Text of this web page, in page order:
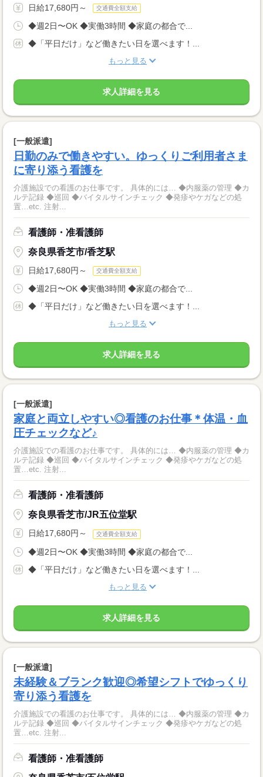
日給17,680円～ 交通費全額支給
◆週2日〜OK ◆実働3時間 ◆家庭の都合で...
◆「平日だけ」など働きたい日を選べます！...
もっと見る
求人詳細を見る
[一般派遣]
日勤のみで働きやすい。ゆっくりご利用者さま
に寄り添う看護を
介護施設での看護のお仕事です。 具体的には… ◆内服薬の管理 ◆カ
ルテ記録 ◆巡回 ◆バイタルサインチェック ◆発疹やケガなどの処
置…etc. 注射...
看護師・准看護師
奈良県香芝市/香芝駅
日給17,680円～ 交通費全額支給
◆週2日〜OK ◆実働3時間 ◆家庭の都合で...
◆「平日だけ」など働きたい日を選べます！...
もっと見る
求人詳細を見る
[一般派遣]
家庭と両立しやすい◎看護のお仕事＊体温・血
圧チェックなど♪
介護施設での看護のお仕事です。 具体的には… ◆内服薬の管理 ◆カ
ルテ記録 ◆巡回 ◆バイタルサインチェック ◆発疹やケガなどの処
置…etc. 注射...
看護師・准看護師
奈良県香芝市/JR五位堂駅
日給17,680円～ 交通費全額支給
◆週2日〜OK ◆実働3時間 ◆家庭の都合で...
◆「平日だけ」など働きたい日を選べます！...
もっと見る
求人詳細を見る
[一般派遣]
未経験＆ブランク歓迎◎希望シフトでゆっくり
寄り添う看護を
介護施設での看護のお仕事です。 具体的には… ◆内服薬の管理 ◆カ
ルテ記録 ◆巡回 ◆バイタルサインチェック ◆発疹やケガなどの処
置…etc. 注射...
看護師・准看護師